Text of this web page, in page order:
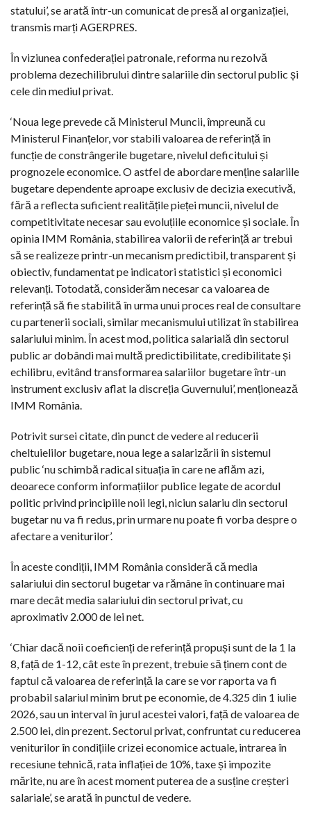
statului’, se arată într-un comunicat de presă al organizației,
transmis marți AGERPRES.
În viziunea confederației patronale, reforma nu rezolvă
problema dezechilibrului dintre salariile din sectorul public și
cele din mediul privat.
‘Noua lege prevede că Ministerul Muncii, împreună cu
Ministerul Finanțelor, vor stabili valoarea de referință în
funcție de constrângerile bugetare, nivelul deficitului și
prognozele economice. O astfel de abordare menține salariile
bugetare dependente aproape exclusiv de decizia executivă,
fără a reflecta suficient realitățile pieței muncii, nivelul de
competitivitate necesar sau evoluțiile economice și sociale. În
opinia IMM România, stabilirea valorii de referință ar trebui
să se realizeze printr-un mecanism predictibil, transparent și
obiectiv, fundamentat pe indicatori statistici și economici
relevanți. Totodată, considerăm necesar ca valoarea de
referință să fie stabilită în urma unui proces real de consultare
cu partenerii sociali, similar mecanismului utilizat în stabilirea
salariului minim. În acest mod, politica salarială din sectorul
public ar dobândi mai multă predictibilitate, credibilitate și
echilibru, evitând transformarea salariilor bugetare într-un
instrument exclusiv aflat la discreția Guvernului’, menționează
IMM România.
Potrivit sursei citate, din punct de vedere al reducerii
cheltuielilor bugetare, noua lege a salarizării în sistemul
public ‘nu schimbă radical situația în care ne aflăm azi,
deoarece conform informațiilor publice legate de acordul
politic privind principiile noii legi, niciun salariu din sectorul
bugetar nu va fi redus, prin urmare nu poate fi vorba despre o
afectare a veniturilor’.
În aceste condiții, IMM România consideră că media
salariului din sectorul bugetar va rămâne în continuare mai
mare decât media salariului din sectorul privat, cu
aproximativ 2.000 de lei net.
‘Chiar dacă noii coeficienți de referință propuși sunt de la 1 la
8, față de 1-12, cât este în prezent, trebuie să ținem cont de
faptul că valoarea de referință la care se vor raporta va fi
probabil salariul minim brut pe economie, de 4.325 din 1 iulie
2026, sau un interval în jurul acestei valori, față de valoarea de
2.500 lei, din prezent. Sectorul privat, confruntat cu reducerea
veniturilor în condițiile crizei economice actuale, intrarea în
recesiune tehnică, rata inflației de 10%, taxe și impozite
mărite, nu are în acest moment puterea de a susține creșteri
salariale’, se arată în punctul de vedere.